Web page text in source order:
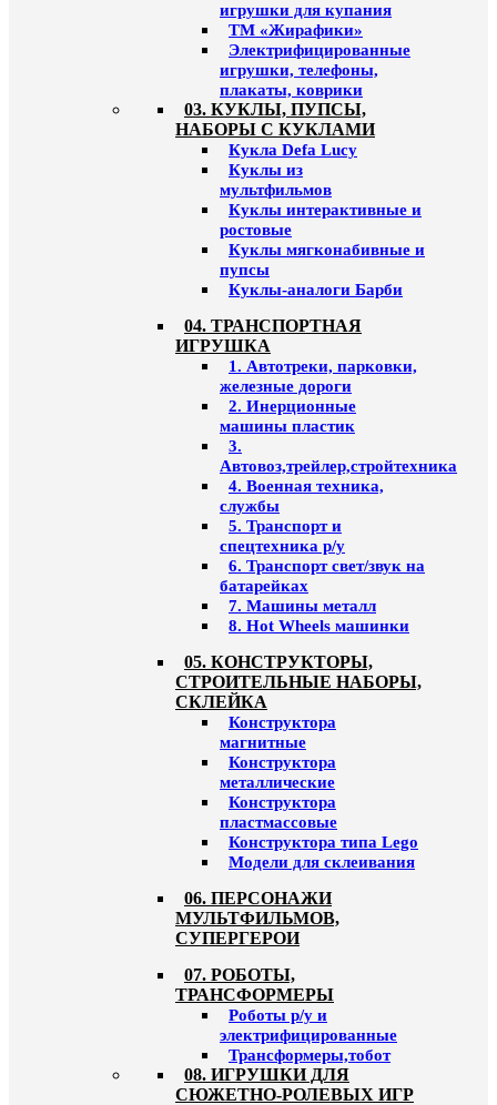
игрушки для купания
ТМ «Жирафики»
Электрифицированные
игрушки, телефоны,
плакаты, коврики
03. КУКЛЫ, ПУПСЫ,
НАБОРЫ С КУКЛАМИ
Кукла Defa Lucy
Куклы из
мультфильмов
Куклы интерактивные и
ростовые
Куклы мягконабивные и
пупсы
Куклы-аналоги Барби
04. ТРАНСПОРТНАЯ
ИГРУШКА
1. Автотреки, парковки,
железные дороги
2. Инерционные
машины пластик
3.
Автовоз,трейлер,стройтехника
4. Военная техника,
службы
5. Транспорт и
спецтехника р/у
6. Транспорт свет/звук на
батарейках
7. Машины металл
8. Hot Wheels машинки
05. КОНСТРУКТОРЫ,
СТРОИТЕЛЬНЫЕ НАБОРЫ,
СКЛЕЙКА
Конструктора
магнитные
Конструктора
металлические
Конструктора
пластмассовые
Конструктора типа Lego
Модели для склеивания
06. ПЕРСОНАЖИ
МУЛЬТФИЛЬМОВ,
СУПЕРГЕРОИ
07. РОБОТЫ,
ТРАНСФОРМЕРЫ
Роботы р/у и
электрифицированные
Трансформеры,тобот
08. ИГРУШКИ ДЛЯ
СЮЖЕТНО-РОЛЕВЫХ ИГР